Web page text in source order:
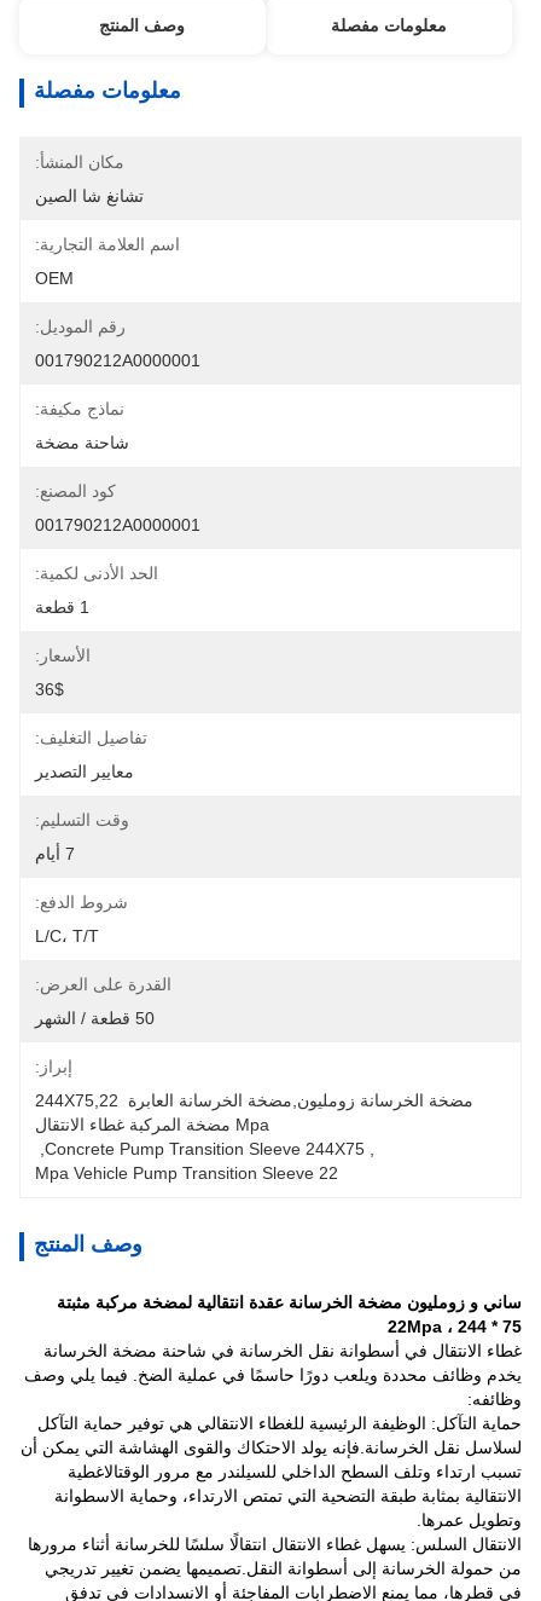
معلومات مفصلة وصف المنتج
معلومات مفصلة
مكان المنشأ:
تشانغ شا الصين
اسم العلامة التجارية:
OEM
رقم الموديل:
001790212A0000001
نماذج مكيفة:
شاحنة مضخة
كود المصنع:
001790212A0000001
الحد الأدنى لكمية:
1 قطعة
الأسعار:
36$
تفاصيل التغليف:
معايير التصدير
وقت التسليم:
7 أيام
شروط الدفع:
L/C، T/T
القدرة على العرض:
50 قطعة / الشهر
إبراز:
مضخة الخرسانة زومليون,مضخة الخرسانة العابرة 244X75,22
Mpa مضخة المركبة غطاء الانتقال
Concrete Pump Transition Sleeve 244X75
22 Mpa Vehicle Pump Transition Sleeve
وصف المنتج
ساني و زومليون مضخة الخرسانة عقدة انتقالية لمضخة مركبة مثبتة
22Mpa ، 244 * 75
غطاء الانتقال في أسطوانة نقل الخرسانة في شاحنة مضخة الخرسانة
يخدم وظائف محددة ويلعب دورًا حاسمًا في عملية الضخ. فيما يلي وصف
وظائفه:
حماية التآكل: الوظيفة الرئيسية للغطاء الانتقالي هي توفير حماية التآكل
لسلاسل نقل الخرسانة.فإنه يولد الاحتكاك والقوى الهشاشة التي يمكن أن
تسبب ارتداء وتلف السطح الداخلي للسيلندر مع مرور الوقتالاغطية
الانتقالية بمثابة طبقة التضحية التي تمتص الارتداء، وحماية الاسطوانة
وتطويل عمرها.
الانتقال السلس: يسهل غطاء الانتقال انتقالًا سلسًا للخرسانة أثناء مرورها
من حمولة الخرسانة إلى أسطوانة النقل.تصميمها يضمن تغيير تدريجي
في قطرها، مما يمنع الاضطرابات المفاجئة أو الانسدادات في تدفق